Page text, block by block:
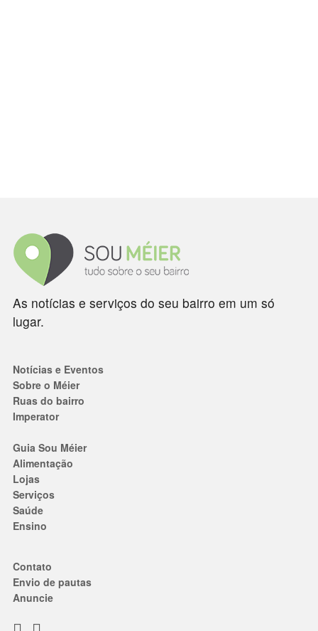
As notícias e serviços do seu bairro em um só
lugar.
Notícias e Eventos
Sobre o Méier
Ruas do bairro
Imperator
Guia Sou Méier
Alimentação
Lojas
Serviços
Saúde
Ensino
Contato
Envio de pautas
Anuncie